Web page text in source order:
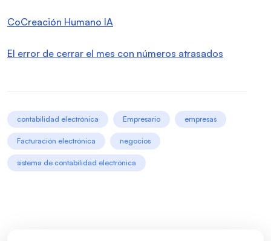
CoCreación Humano IA
El error de cerrar el mes con números atrasados
contabilidad electrónica Empresario empresas
Facturación electrónica negocios
sistema de contabilidad electrónica